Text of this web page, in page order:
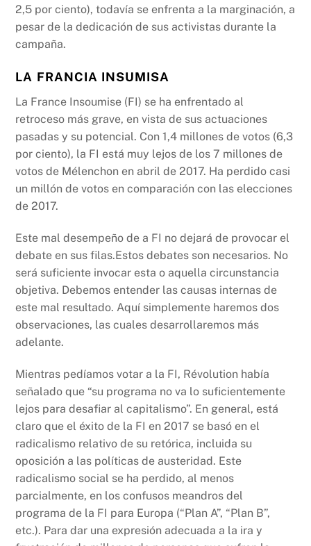
2,5 por ciento), todavía se enfrenta a la marginación, a
pesar de la dedicación de sus activistas durante la
campaña.
LA FRANCIA INSUMISA
La France Insoumise (FI) se ha enfrentado al
retroceso más grave, en vista de sus actuaciones
pasadas y su potencial. Con 1,4 millones de votos (6,3
por ciento), la FI está muy lejos de los 7 millones de
votos de Mélenchon en abril de 2017. Ha perdido casi
un millón de votos en comparación con las elecciones
de 2017.
Este mal desempeño de a FI no dejará de provocar el
debate en sus filas.Estos debates son necesarios. No
será suficiente invocar esta o aquella circunstancia
objetiva. Debemos entender las causas internas de
este mal resultado. Aquí simplemente haremos dos
observaciones, las cuales desarrollaremos más
adelante.
Mientras pedíamos votar a la FI, Révolution había
señalado que “su programa no va lo suficientemente
lejos para desafiar al capitalismo”. En general, está
claro que el éxito de la FI en 2017 se basó en el
radicalismo relativo de su retórica, incluida su
oposición a las políticas de austeridad. Este
radicalismo social se ha perdido, al menos
parcialmente, en los confusos meandros del
programa de la FI para Europa (“Plan A”, “Plan B”,
etc.). Para dar una expresión adecuada a la ira y